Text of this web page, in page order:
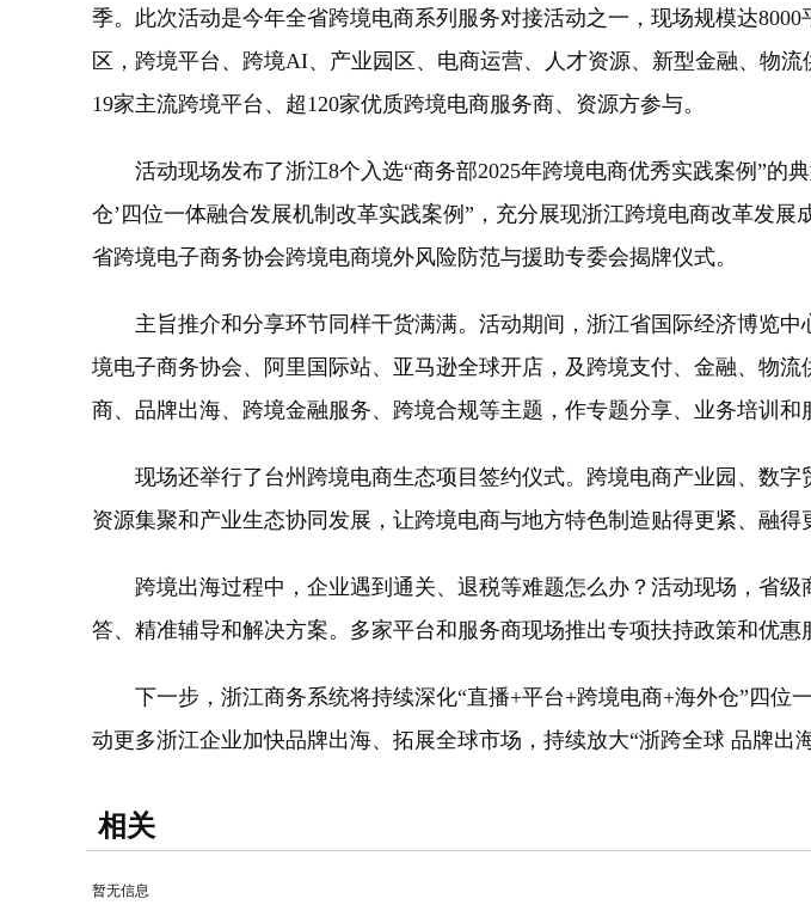
季。此次活动是今年全省跨境电商系列服务对接活动之一，现场规模达
区，跨境平台、跨境AI、产业园区、电商运营、人才资源、新型金融、物
19家主流跨境平台、超120家优质跨境电商服务商、资源方参与。
活动现场发布了浙江8个入选“商务部2025年跨境电商优秀实践案例”的
仓’四位一体融合发展机制改革实践案例”，充分展现浙江跨境电商改革发
省跨境电子商务协会跨境电商境外风险防范与援助专委会揭牌仪式。
主旨推介和分享环节同样干货满满。活动期间，浙江省国际经济博览中
境电子商务协会、阿里国际站、亚马逊全球开店，及跨境支付、金融、物
商、品牌出海、跨境金融服务、跨境合规等主题，作专题分享、业务培训和
现场还举行了台州跨境电商生态项目签约仪式。跨境电商产业园、数字
资源集聚和产业生态协同发展，让跨境电商与地方特色制造贴得更紧、融得
跨境出海过程中，企业遇到通关、退税等难题怎么办？活动现场，省级
答、精准辅导和解决方案。多家平台和服务商现场推出专项扶持政策和优
下一步，浙江商务系统将持续深化“直播+平台+跨境电商+海外仓”四位
动更多浙江企业加快品牌出海、拓展全球市场，持续放大“浙跨全球 品牌出
相关
暂无信息